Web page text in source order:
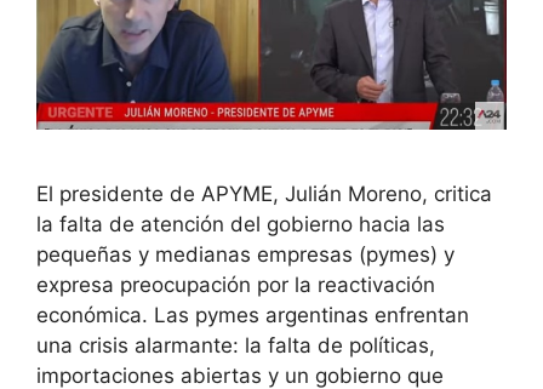
El presidente de APYME, Julián Moreno, critica
la falta de atención del gobierno hacia las
pequeñas y medianas empresas (pymes) y
expresa preocupación por la reactivación
económica. Las pymes argentinas enfrentan
una crisis alarmante: la falta de políticas,
importaciones abiertas y un gobierno que